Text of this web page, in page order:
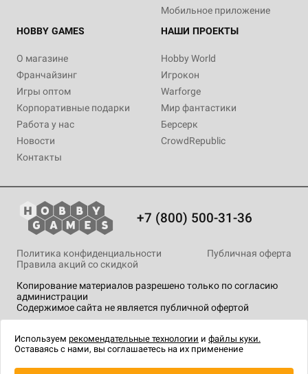
Мобильное приложение
HOBBY GAMES
О магазине
Франчайзинг
Игры оптом
Корпоративные подарки
Работа у нас
Новости
Контакты
НАШИ ПРОЕКТЫ
Hobby World
Игрокон
Warforge
Мир фантастики
Берсерк
CrowdRepublic
+7 (800) 500-31-36
Копирование материалов разрешено только по согласию
администрации
Содержимое сайта не является публичной офертой
Политика конфиденциальности
Публичная оферта
Правила акций со скидкой
технологии .
Используем рекомендательные технологии и файлы куки.
Оставаясь с нами, вы соглашаетесь на их применение